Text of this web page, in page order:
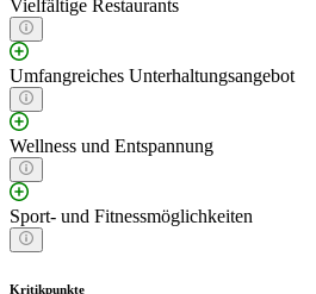
Vielfältige Restaurants
Umfangreiches Unterhaltungsangebot
Wellness und Entspannung
Sport- und Fitnessmöglichkeiten
Kritikpunkte